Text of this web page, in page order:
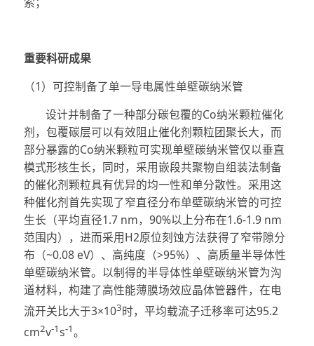
重要科研成果
（1）可控制备了单一导电属性单壁碳纳米管
设计并制备了一种部分碳包覆的Co纳米颗粒催化
剂，包覆碳层可以有效阻止催化剂颗粒团聚长大，而
部分暴露的Co纳米颗粒可实现单壁碳纳米管仅以垂直
模式形核生长，同时，采用嵌段共聚物自组装法制备
的催化剂颗粒具有优异的均一性和单分散性。采用这
种催化剂首先实现了窄直径分布单壁碳纳米管的可控
生长（平均直径1.7 nm，90%以上分布在1.6-1.9 nm
范围内），进而采用H2原位刻蚀方法获得了窄带隙分
布（~0.08 eV）、高纯度（>95%）、高质量半导体性
单壁碳纳米管。以制得的半导体性单壁碳纳米管为沟
道材料，构建了高性能薄膜场效应晶体管器件，在电
流开关比大于3×103时，平均载流子迁移率可达95.2
cm2v-1s-1。